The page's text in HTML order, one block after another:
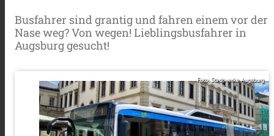
Busfahrer sind grantig und fahren einem vor der
Nase weg? Von wegen! Lieblingsbusfahrer in
Augsburg gesucht!
Foto: Stadtwerke Augsburg